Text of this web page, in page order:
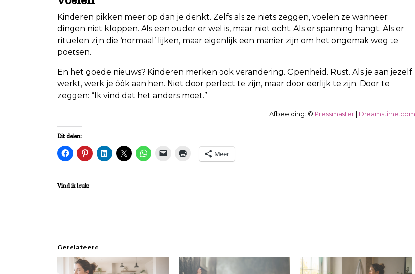
Kinderen pikken meer op dan je denkt. Zelfs als ze niets zeggen, voelen ze wanneer
dingen niet kloppen. Als een ouder er wel is, maar niet echt. Als er spanning hangt. Als er
rituelen zijn die ‘normaal’ lijken, maar eigenlijk een manier zijn om het ongemak weg te
poetsen.
En het goede nieuws? Kinderen merken ook verandering. Openheid. Rust. Als je aan jezelf
werkt, werk je óók aan hen. Niet door perfect te zijn, maar door eerlijk te zijn. Door te
zeggen: “Ik vind dat het anders moet.”
Afbeelding: © Pressmaster | Dreamstime.com
Dit delen:
Meer
Vind ik leuk:
Gerelateerd